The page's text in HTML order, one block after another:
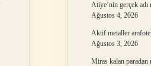
Atiye’nin gerçek adı
Ağustos 4, 2026
Aktif metaller
Ağustos 3, 2026
Miras kalan paradan